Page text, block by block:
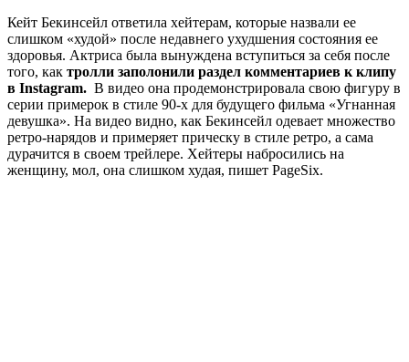
Кейт Бекинсейл ответила хейтерам, которые назвали ее
слишком «худой» после недавнего ухудшения состояния ее
здоровья. Актриса была вынуждена вступиться за себя после
того, как тролли заполонили раздел комментариев к клипу
в Instagram. В видео она продемонстрировала свою фигуру в
серии примерок в стиле 90-х для будущего фильма «Угнанная
девушка». На видео видно, как Бекинсейл одевает множество
ретро-нарядов и примеряет прическу в стиле ретро, ​​а сама
дурачится в своем трейлере. Хейтеры набросились на
женщину, мол, она слишком худая, пишет PageSix.